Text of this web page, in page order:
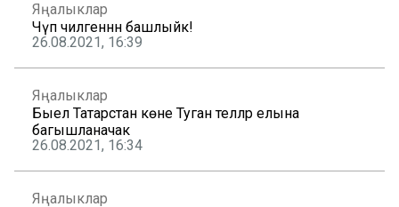
Яңалыклар
Чүп чиләгеннән башлыйк!
26.08.2021, 16:39
Яңалыклар
Быел Татарстан көне Туган телләр елына
багышланачак
26.08.2021, 16:34
Яңалыклар